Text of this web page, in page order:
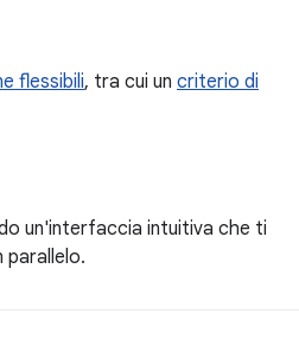
flessibili, tra cui un criterio di
un'interfaccia intuitiva che ti
parallelo.